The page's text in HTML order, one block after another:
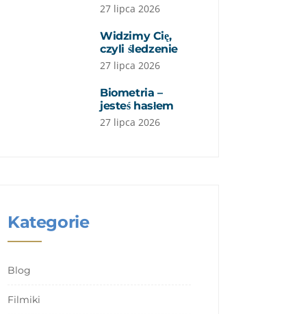
27 lipca 2026
Widzimy Cię,
czyli śledzenie
27 lipca 2026
Biometria –
jesteś hasłem
27 lipca 2026
Kategorie
Blog
Filmiki